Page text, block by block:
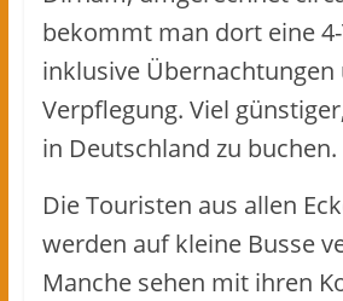
bekommt man dort eine
inklusive Übernachtungen
Verpflegung. Viel
in Deutschland zu buchen.
Die Touristen aus allen
werden auf kleine Busse
Manche sehen mit ihren